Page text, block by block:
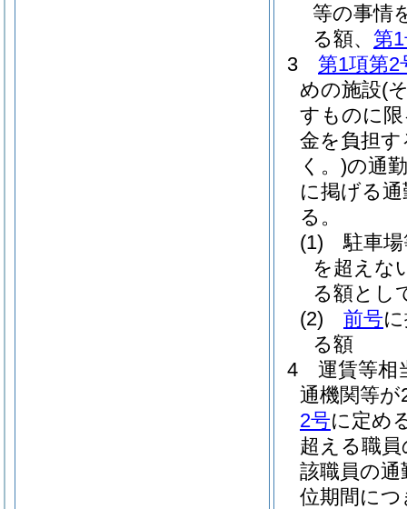
等の事情
る額、 第
3
第1項第2
めの施設(
すものに
金を負担
く。)の通
に掲げる
る。
(1)
駐車
を超えな
る額とし
(2)
前号
る額
4
運賃等相
通機関等
2号に定め
超える職
該職員の
位期間に